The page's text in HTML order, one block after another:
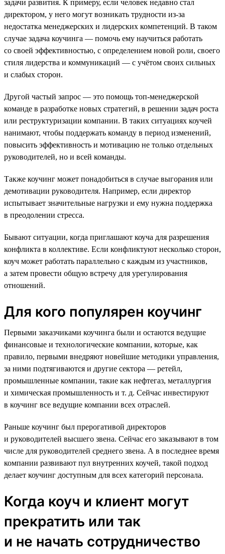
задачи развития. К примеру, если человек недавно стал
директором, у него могут возникать трудности из-за
недостатка менеджерских и лидерских компетенций. В таком
случае задача коучинга — помочь ему научиться работать
со своей эффективностью, с определением новой роли, своего
стиля лидерства и коммуникаций — с учётом своих сильных
и слабых сторон.
Другой частый запрос — это помощь топ-менеджерской
команде в разработке новых стратегий, в решении задач роста
или реструктуризации компании. В таких ситуациях коучей
нанимают, чтобы поддержать команду в период изменений,
повысить эффективность и мотивацию не только отдельных
руководителей, но и всей команды.
Также коучинг может понадобиться в случае выгорания или
демотивации руководителя. Например, если директор
испытывает значительные нагрузки и ему нужна поддержка
в преодолении стресса.
Бывают ситуации, когда приглашают коуча для разрешения
конфликта в коллективе. Если конфликтуют несколько сторон,
коуч может работать параллельно с каждым из участников,
а затем провести общую встречу для урегулирования
отношений.
Для кого популярен коучинг
Первыми заказчиками коучинга были и остаются ведущие
финансовые и технологические компании, которые, как
правило, первыми внедряют новейшие методики управления,
за ними подтягиваются и другие сектора — ретейл,
промышленные компании, такие как нефтегаз, металлургия
и химическая промышленность и т. д. Сейчас инвестируют
в коучинг все ведущие компании всех отраслей.
Раньше коучинг был прерогативой директоров
и руководителей высшего звена. Сейчас его заказывают в том
числе для руководителей среднего звена. А в последнее время
компании развивают пул внутренних коучей, такой подход
делает коучинг доступным для всех категорий персонала.
Когда коуч и клиент могут
прекратить или так
и не начать сотрудничество